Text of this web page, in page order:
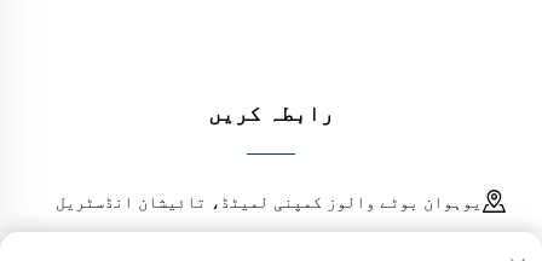
رابطہ کریں
یوہوان بوٹے والوز کمپنی لمیٹڈ، تائیشان انڈسٹریل
اسٹیٹ، چنگانگ ٹاؤن، یوہوان کاؤنٹی، زھیجیانگ، چین